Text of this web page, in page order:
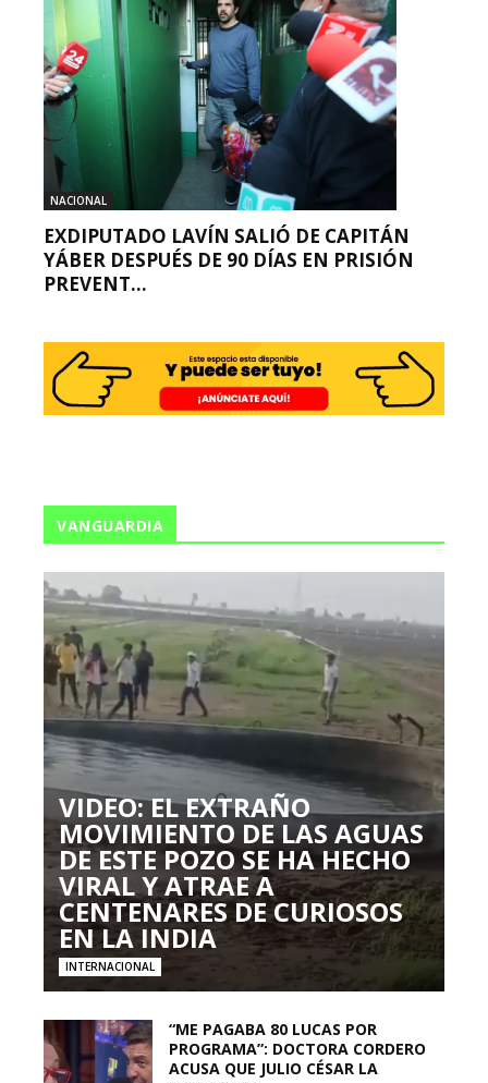
NACIONAL
EXDIPUTADO LAVÍN SALIÓ DE CAPITÁN
YÁBER DESPUÉS DE 90 DÍAS EN PRISIÓN
PREVENT...
VANGUARDIA
VIDEO: EL EXTRAÑO
MOVIMIENTO DE LAS AGUAS
DE ESTE POZO SE HA HECHO
VIRAL Y ATRAE A
CENTENARES DE CURIOSOS
EN LA INDIA
INTERNACIONAL
“ME PAGABA 80 LUCAS POR
PROGRAMA”: DOCTORA CORDERO
ACUSA QUE JULIO CÉSAR LA